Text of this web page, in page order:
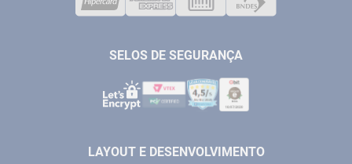
SAC@ANTFERRAMENTAS.COM.BR
SELOS DE SEGURANÇA
LAYOUT E DESENVOLVIMENTO